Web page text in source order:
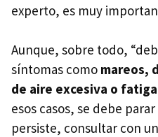
experto, es muy
Aunque, sobre todo,
síntomas como mareos,
de aire excesiva o
esos casos, se debe
persiste, consultar con